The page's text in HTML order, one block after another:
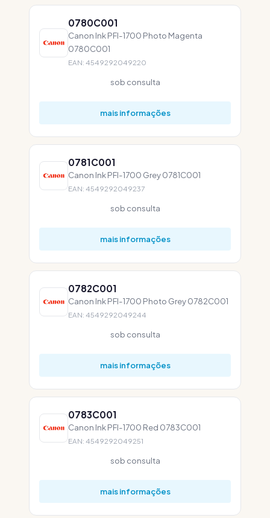
0780C001
Canon Ink PFI-1700 Photo Magenta
0780C001
EAN: 4549292049220
sob consulta
mais informações
0781C001
Canon Ink PFI-1700 Grey 0781C001
EAN: 4549292049237
sob consulta
mais informações
0782C001
Canon Ink PFI-1700 Photo Grey 0782C001
EAN: 4549292049244
sob consulta
mais informações
0783C001
Canon Ink PFI-1700 Red 0783C001
EAN: 4549292049251
sob consulta
mais informações